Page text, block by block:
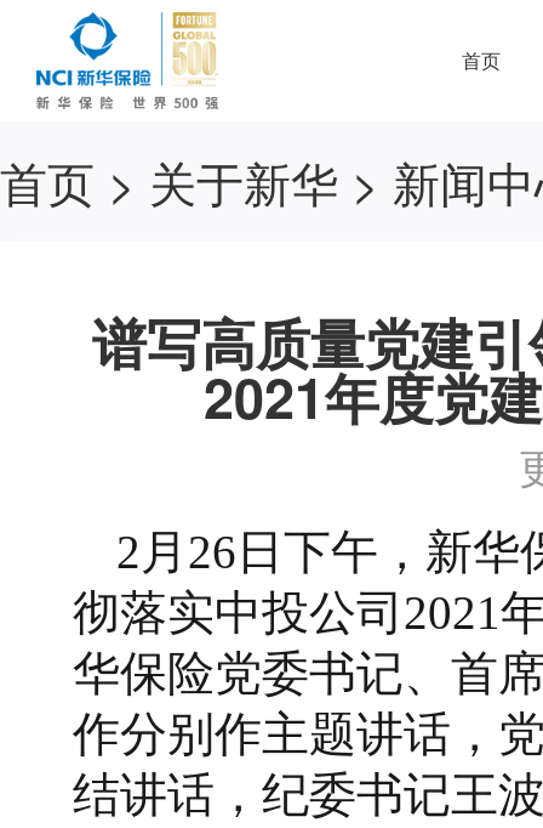
首页
首页 > 关于新华 > 新闻
谱写高质量党建
2021年度党
2月26日下午，新华
彻落实中投公司2021
华保险党委书记、首
作分别作主题讲话，
结讲话，纪委书记王